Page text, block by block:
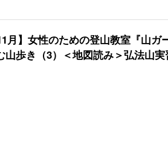
月】女性のための登山教室『山ガ
山歩き（3）＜地図読み＞弘法山